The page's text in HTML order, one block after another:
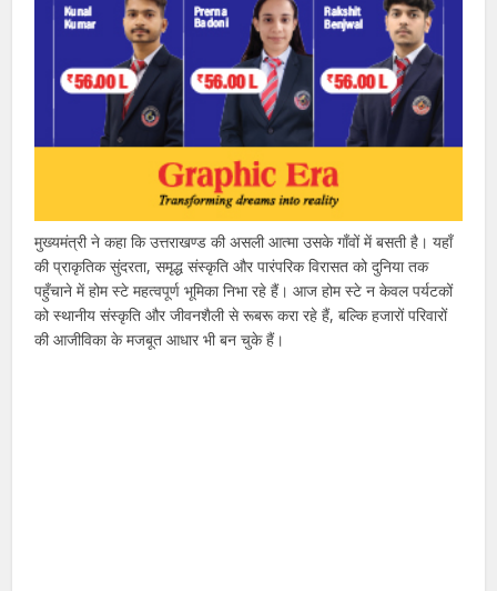
मुख्यमंत्री ने कहा कि उत्तराखण्ड की असली आत्मा उसके गाँवों में बसती है। यहाँ
की प्राकृतिक सुंदरता, समृद्ध संस्कृति और पारंपरिक विरासत को दुनिया तक
पहुँचाने में होम स्टे महत्वपूर्ण भूमिका निभा रहे हैं। आज होम स्टे न केवल पर्यटकों
को स्थानीय संस्कृति और जीवनशैली से रूबरू करा रहे हैं, बल्कि हजारों परिवारों
की आजीविका के मजबूत आधार भी बन चुके हैं।